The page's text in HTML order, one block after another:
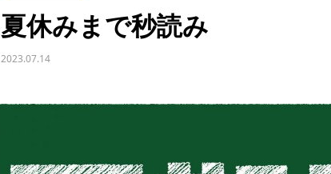
夏休みまで秒読み
2023.07.14